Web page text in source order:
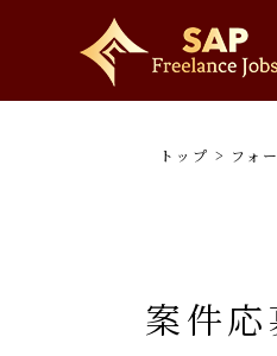
トップ > フォ
案件